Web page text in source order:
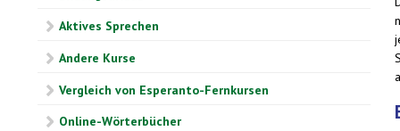
Aktives Sprechen
Andere Kurse
Vergleich von Esperanto-Fernkursen
Online-Wörterbücher